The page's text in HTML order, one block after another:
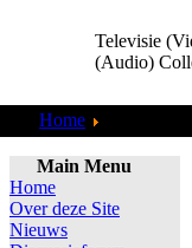
Televisie
(Audio)
Home
Main Menu
Home
Over deze Site
Nieuws